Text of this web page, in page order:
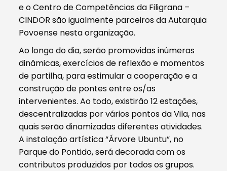
e o Centro de Competências da Filigrana –
CINDOR são igualmente parceiros da Autarquia
Povoense nesta organização.
Ao longo do dia, serão promovidas inúmeras
dinâmicas, exercícios de reflexão e momentos
de partilha, para estimular a cooperação e a
construção de pontes entre os/as
intervenientes. Ao todo, existirão 12 estações,
descentralizadas por vários pontos da Vila, nas
quais serão dinamizadas diferentes atividades.
A instalação artística “Árvore Ubuntu”, no
Parque do Pontido, será decorada com os
contributos produzidos por todos os grupos.